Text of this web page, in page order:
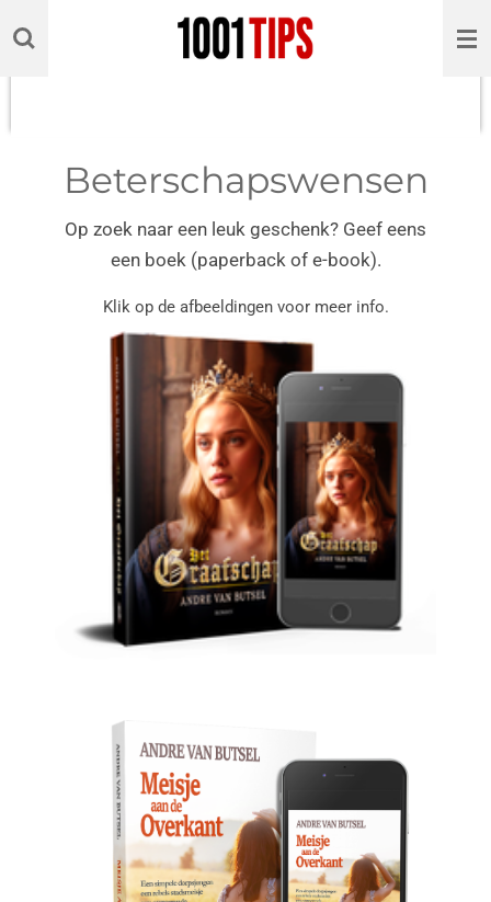
Ga
direct
Beterschapswensen
Op zoek naar een leuk geschenk? Geef eens
een boek (paperback of e-book).
Klik op de afbeeldingen voor meer info.